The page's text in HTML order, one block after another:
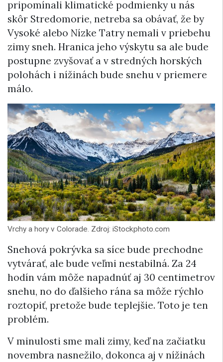
pripomínali klimatické podmienky u nás
skôr Stredomorie, netreba sa obávať, že by
Vysoké alebo Nízke Tatry nemali v priebehu
zimy sneh. Hranica jeho výskytu sa ale bude
postupne zvyšovať a v stredných horských
polohách i nížinách bude snehu v priemere
málo.
Vrchy a hory v Colorade. Zdroj: iStockphoto.com
Snehová pokrývka sa síce bude prechodne
vytvárať, ale bude veľmi nestabilná. Za 24
hodín vám môže napadnúť aj 30 centimetrov
snehu, no do ďalšieho rána sa môže rýchlo
roztopiť, pretože bude teplejšie. Toto je ten
problém.
V minulosti sme mali zimy, keď na začiatku
novembra nasnežilo, dokonca aj v nížinách